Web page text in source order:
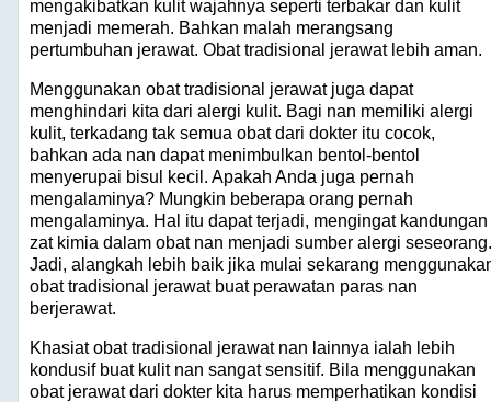
mengakibatkan kulit wajahnya seperti terbakar dan kulit
menjadi memerah. Bahkan malah merangsang
pertumbuhan jerawat. Obat tradisional jerawat lebih aman.
Menggunakan obat tradisional jerawat juga dapat
menghindari kita dari alergi kulit. Bagi nan memiliki alergi
kulit, terkadang tak semua obat dari dokter itu cocok,
bahkan ada nan dapat menimbulkan bentol-bentol
menyerupai bisul kecil. Apakah Anda juga pernah
mengalaminya? Mungkin beberapa orang pernah
mengalaminya. Hal itu dapat terjadi, mengingat kandungan
zat kimia dalam obat nan menjadi sumber alergi seseorang.
Jadi, alangkah lebih baik jika mulai sekarang
obat tradisional jerawat buat perawatan paras nan
berjerawat.
Khasiat obat tradisional jerawat nan lainnya ialah lebih
kondusif buat kulit nan sangat sensitif. Bila menggunakan
obat jerawat dari dokter kita harus memperhatikan kondisi